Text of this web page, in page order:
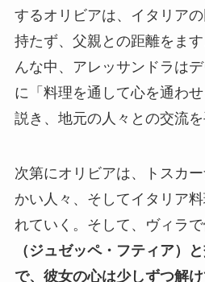
するオリビアは、イタリア
持たず、父親との距離をま
んな中、アレッサンドラは
に「料理を通して心を通わ
説き、地元の人々との交流を
次第にオリビアは、トスカ
かい人々、そしてイタリア
れていく。そして、ヴィラ
（ジュゼッペ・フティア）
で、彼女の心は少しずつ解